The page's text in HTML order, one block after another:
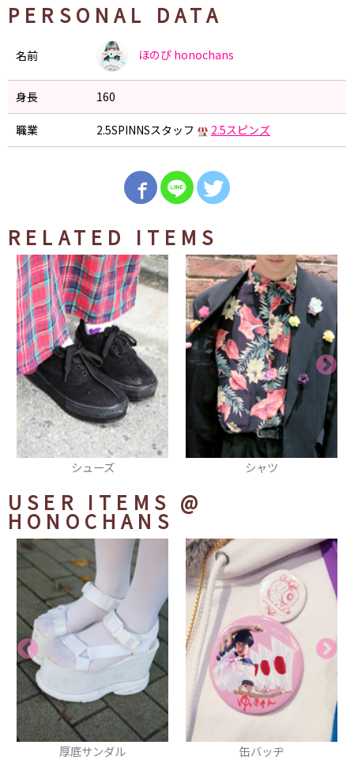
PERSONAL DATA
名前 ほのぴ honochans
身長 160
職業 2.5SPINNSスタッフ 2.5スピンズ
RELATED ITEMS
シャツ ヘアピン
USER ITEMS @
HONOCHANS
缶バッヂ ブレスレット